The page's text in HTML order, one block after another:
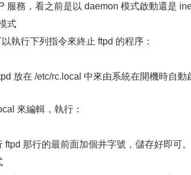
務，看之前是以 daemon 模式啟動還是
式
行下列指令來終止 ftpd 的程序：
在 /etc/rc.local 中來由系統在開機時自動
來編輯，執行：
那行的最前面加個井字號，儲存好即可。